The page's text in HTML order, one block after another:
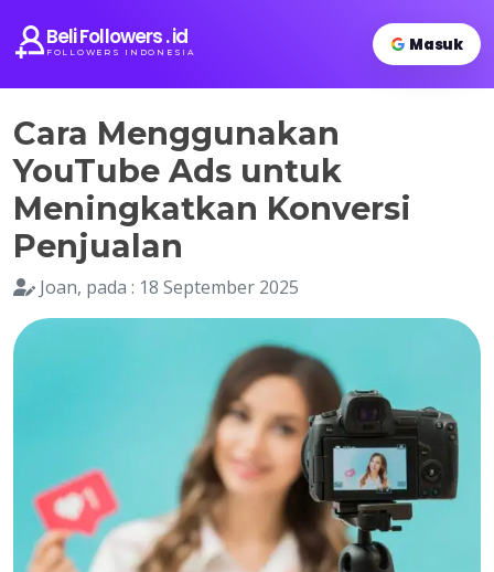
Beli Followers . id
FOLLOWERS INDONESIA Masuk
Cara Menggunakan
YouTube Ads untuk
Meningkatkan Konversi
Penjualan
Joan, pada : 18 September 2025